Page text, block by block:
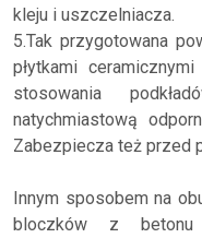
kleju i uszczelniacza.
5.Tak przygotowana
płytkami
stosowania
natychmiastową
Zabezpiecza też przed
Innym sposobem na
bloczków z betonu